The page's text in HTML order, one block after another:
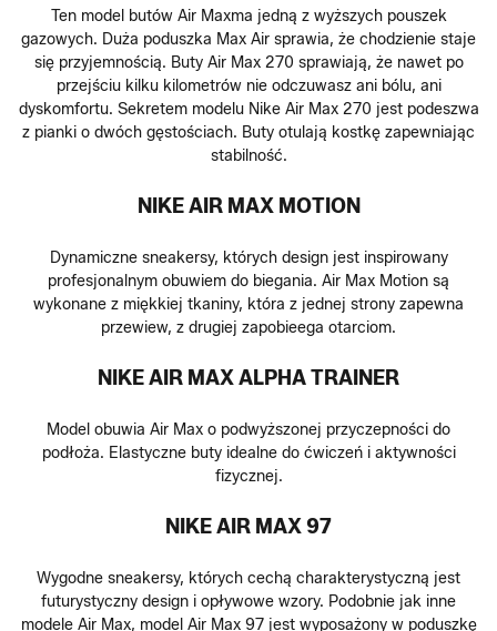
Ten model butów Air Maxma jedną z wyższych pouszek
gazowych. Duża poduszka Max Air sprawia, że chodzienie staje
się przyjemnością. Buty Air Max 270 sprawiają, że nawet po
przejściu kilku kilometrów nie odczuwasz ani bólu, ani
dyskomfortu. Sekretem modelu Nike Air Max 270 jest podeszwa
z pianki o dwóch gęstościach. Buty otulają kostkę zapewniając
stabilność.
NIKE AIR MAX MOTION
Dynamiczne sneakersy, których design jest inspirowany
profesjonalnym obuwiem do biegania. Air Max Motion są
wykonane z miękkiej tkaniny, która z jednej strony zapewna
przewiew, z drugiej zapobieega otarciom.
NIKE AIR MAX ALPHA TRAINER
Model obuwia Air Max o podwyższonej przyczepności do
podłoża. Elastyczne buty idealne do ćwiczeń i aktywności
fizycznej.
NIKE AIR MAX 97
Wygodne sneakersy, których cechą charakterystyczną jest
futurystyczny design i opływowe wzory. Podobnie jak inne
modele Air Max, model Air Max 97 jest wyposażony w poduszkę